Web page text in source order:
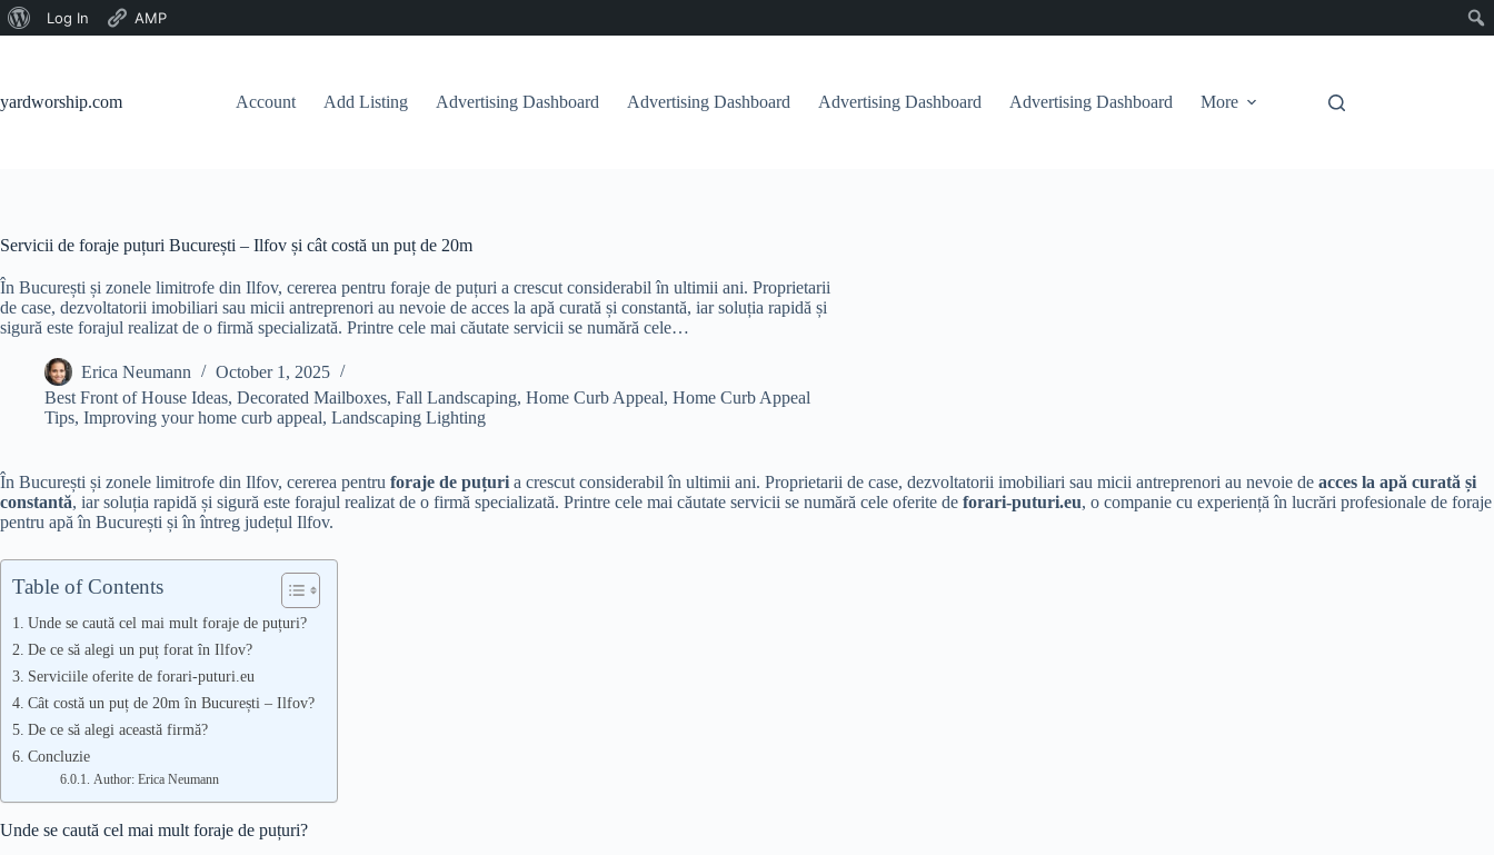
About
Log In AMP
yardworship.com Account Add Listing Advertising Dashboard Advertising Dashboard Advertising Dashboard Advertising Dashboard More
Servicii de foraje puțuri București – Ilfov și cât costă un puț de 20m
În București și zonele limitrofe din Ilfov, cererea pentru foraje de puțuri a crescut considerabil în ultimii ani. Proprietarii
de case, dezvoltatorii imobiliari sau micii antreprenori au nevoie de acces la apă curată și constantă, iar soluția rapidă și
sigură este forajul realizat de o firmă specializată. Printre cele mai căutate servicii se numără cele…
Erica Neumann
October 1, 2025
Best Front of House Ideas, Decorated Mailboxes, Fall Landscaping, Home Curb Appeal, Home Curb Appeal
Tips, Improving your home curb appeal, Landscaping Lighting
În București și zonele limitrofe din Ilfov, cererea pentru foraje de puțuri a crescut considerabil în ultimii ani. Proprietarii de case, dezvoltatorii imobiliari sau micii antreprenori au nevoie de acces la apă curată și
constantă, iar soluția rapidă și sigură este forajul realizat de o firmă specializată. Printre cele mai căutate servicii se numără cele oferite de forari-puturi.eu, o companie cu experiență în lucrări profesionale de foraje
pentru apă în București și în întreg județul Ilfov.
Table of Contents
Unde se caută cel mai mult foraje de puțuri?
De ce să alegi un puț forat în Ilfov?
Serviciile oferite de forari-puturi.eu
Cât costă un puț de 20m în București – Ilfov?
De ce să alegi această firmă?
Concluzie
Author: Erica Neumann
Unde se caută cel mai mult foraje de puțuri?